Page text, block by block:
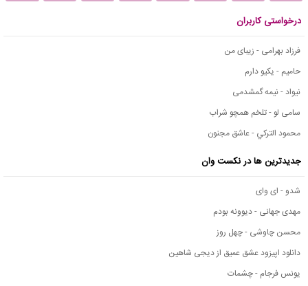
درخواستی کاربران
فرزاد بهرامی - زیبای من
حامیم - یکیو دارم
نیواد - نیمه گمشدمی
سامی لو - تلخم همچو شراب
محمود التركي - عاشق مجنون
جدیدترین ها در نکست وان
شدو - ای وای
مهدی جهانی - دیوونه بودم
محسن چاوشی - چهل روز
دانلود اپیزود عشق عمیق از دیجی شاهین
یونس فرجام - چشمات